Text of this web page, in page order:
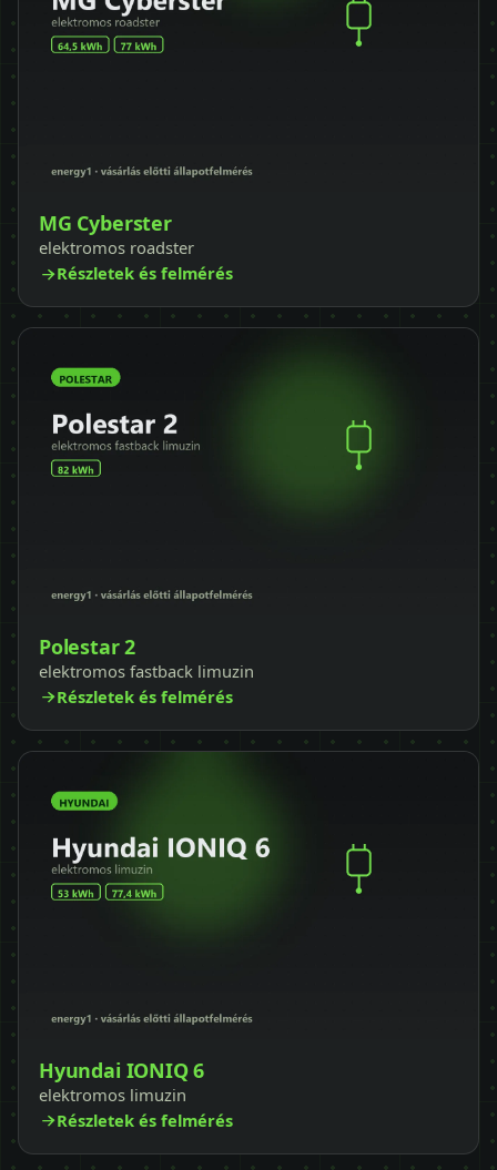
MG Cyberster
elektromos roadster
Részletek és felmérés
Polestar 2
elektromos fastback limuzin
Részletek és felmérés
Hyundai IONIQ 6
elektromos limuzin
Részletek és felmérés